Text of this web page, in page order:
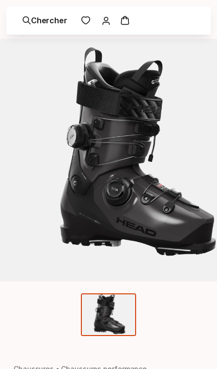
Chercher